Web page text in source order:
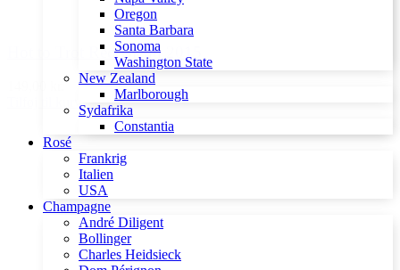
Oregon
Santa Barbara
Sonoma
Washington State
New Zealand
Marlborough
Sydafrika
Constantia
Rosé
Frankrig
Italien
USA
Champagne
André Diligent
Bollinger
Charles Heidsieck
Hot to Trot Red Blend 2015
Tilføj til kurv